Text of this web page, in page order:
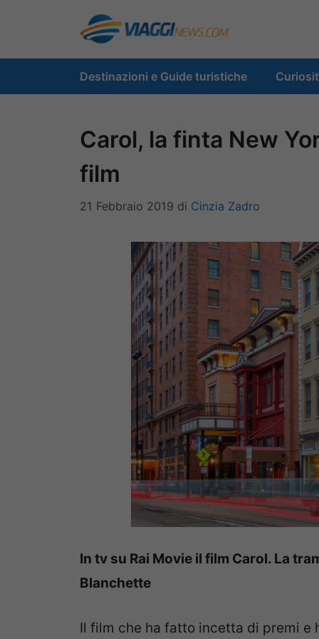
contenuto
Destinazioni e Guide turistiche
Carol, la finta New
film
21 Febbraio 2019 di Cinzia Zadro
In tv su Rai Movie il film Carol. La
Blanchette
Il film che ha fatto incetta di premi e